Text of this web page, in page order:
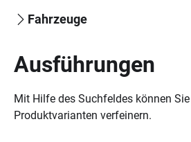
Fahrzeuge
Ausführungen
Mit Hilfe des Suchfeldes können
Produktvarianten verfeinern.